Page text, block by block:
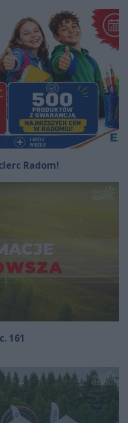
Radom!
161